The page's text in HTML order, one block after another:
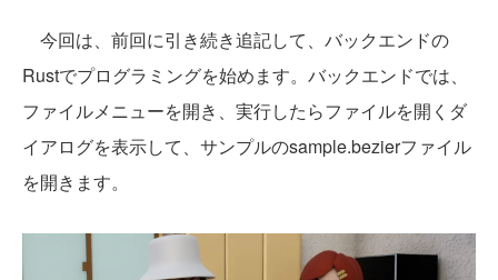
今回は、前回に引き続き追記して、バックエンドの
Rustでプログラミングを始めます。バックエンドでは、
ファイルメニューを開き、実行したらファイルを開くダ
イアログを表示して、サンプルのsample.bezierファイル
を開きます。